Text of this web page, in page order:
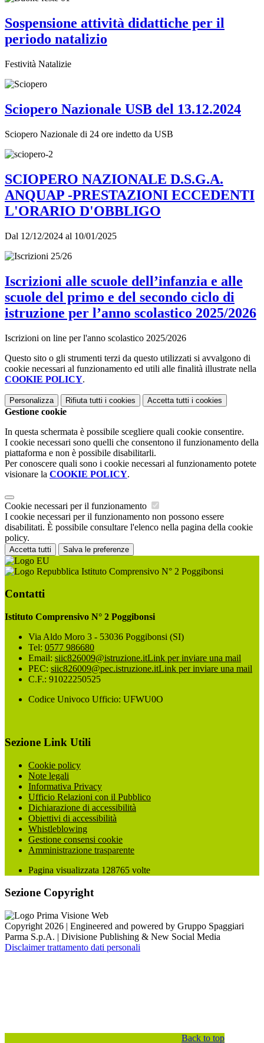
Sospensione attività didattiche per il
periodo natalizio
Festività Natalizie
Sciopero Nazionale USB del 13.12.2024
Sciopero Nazionale di 24 ore indetto da USB
SCIOPERO NAZIONALE D.S.G.A.
ANQUAP -PRESTAZIONI ECCEDENTI
L'ORARIO D'OBBLIGO
Dal 12/12/2024 al 10/01/2025
Iscrizioni alle scuole dell’infanzia e alle
scuole del primo e del secondo ciclo di
istruzione per l’anno scolastico 2025/2026
Iscrizioni on line per l'anno scolastico 2025/2026
Questo sito o gli strumenti terzi da questo utilizzati si avvalgono di
cookie necessari al funzionamento ed utili alle finalità illustrate nella
COOKIE POLICY.
Personalizza Rifiuta tutti i cookies Accetta tutti i cookies
Gestione cookie
In questa schermata è possibile scegliere quali cookie consentire.
I cookie necessari sono quelli che consentono il funzionamento della
piattaforma e non è possibile disabilitarli.
Per conoscere quali sono i cookie necessari al funzionamento potete
visionare la COOKIE POLICY.
Cookie necessari per il funzionamento
I cookie necessari per il funzionamento non possono essere
disabilitati. È possibile consultare l'elenco nella pagina della cookie
policy.
Accetta tutti Salva le preferenze
Istituto Comprensivo N° 2 Poggibonsi
Contatti
Istituto Comprensivo N° 2 Poggibonsi
Via Aldo Moro 3 - 53036 Poggibonsi (SI)
Tel: 0577 986680
Email: siic826009@istruzione.itLink per inviare una mail
PEC: siic826009@pec.istruzione.itLink per inviare una mail
C.F.: 91022250525
Codice Univoco Ufficio: UFWU0O
Sezione Link Utili
Cookie policy
Note legali
Informativa Privacy
Ufficio Relazioni con il Pubblico
Dichiarazione di accessibilità
Obiettivi di accessibilità
Whistleblowing
Gestione consensi cookie
Amministrazione trasparente
Pagina visualizzata 128765 volte
Sezione Copyright
Copyright 2026 | Engineered and powered by Gruppo Spaggiari
Parma S.p.A. | Divisione Publishing & New Social Media
Disclaimer trattamento dati personali
Back to top